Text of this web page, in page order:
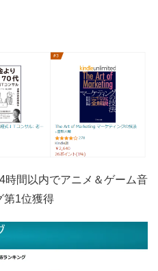
時間以内でアニメ＆ゲーム音
第1位獲得